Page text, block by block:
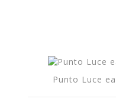
Punto Luce